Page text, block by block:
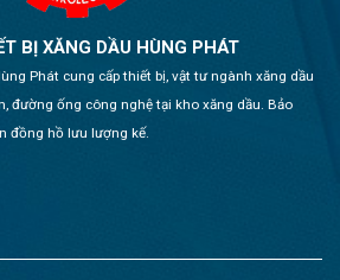
BỊ XĂNG DẦU HÙNG PHÁT
Phát cung cấp thiết bị, vật tư ngành xăng dầu
đường ống công nghệ tại kho xăng dầu. Bảo
đồng hồ lưu lượng kế.